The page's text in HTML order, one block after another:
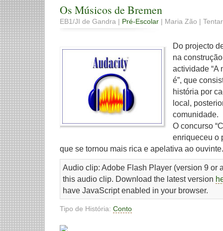
Os Músicos de Bremen
EB1/JI de Gandra | Pré-Escolar | Maria Zão |
Do projecto
na
actividade “A
é”, que
história por
local,
comunidade.
O concurso
enriqueceu o
que se tornou mais rica e apelativa ao ouvinte.
Audio clip: Adobe Flash Player (version 9 or
this audio clip. Download the latest version
have JavaScript enabled in your browser.
Tipo de História: Conto